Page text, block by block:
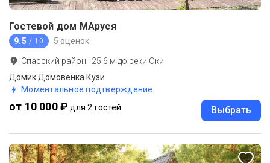
Гостевой дом МАруся
9.5 / 10 5 оценок
Спасский район · 25.6 м до реки Оки
Домик Домовенка Кузи
Моментальное подтверждение
от 10 000 ₽ для 2 гостей Выбрать